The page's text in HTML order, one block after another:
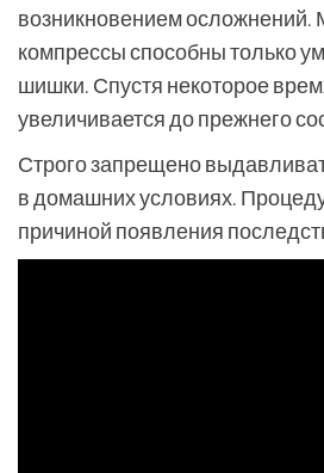
возникновением осложнений.
компрессы способны только
шишки. Спустя некоторое
увеличивается до прежнего
Строго запрещено
в домашних условиях.
причиной появления